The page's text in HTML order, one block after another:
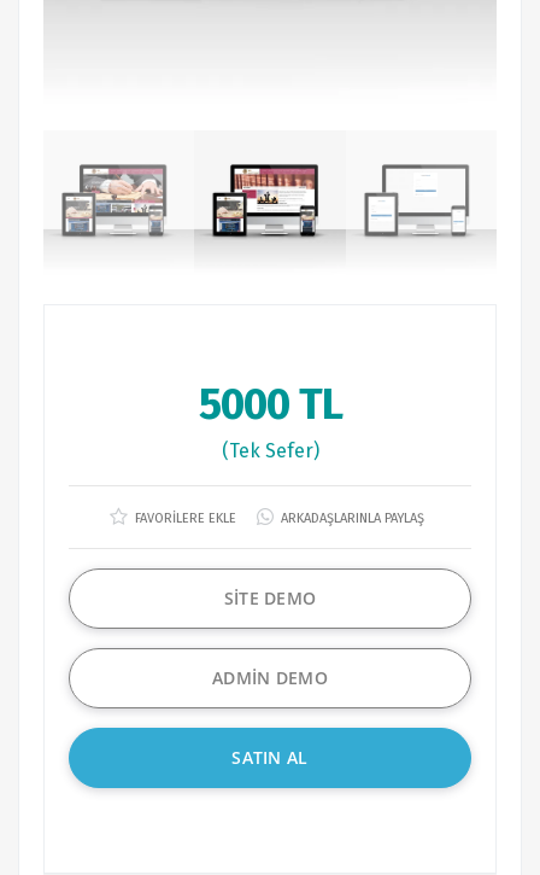
5000 TL
(Tek Sefer)
FAVORİLERE EKLE ARKADAŞLARINLA PAYLAŞ
SİTE DEMO
ADMİN DEMO
SATIN AL